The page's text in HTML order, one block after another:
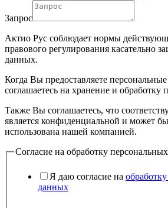
Запрос
Актио Рус соблюдает нормы
правового регулирования касательно
данных.
Когда Вы предоставляете
соглашаетесь на хранение и
Также Вы соглашаетесь, что
является конфиденциальной и может
использована нашей компанией.
Согласие на обработку
Я даю согласие на
данных